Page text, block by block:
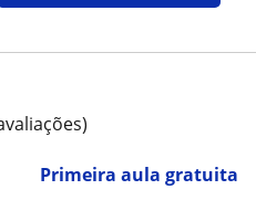
Primeira aula gratuita